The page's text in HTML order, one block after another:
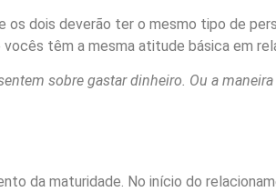
dois deverão ter o mesmo tipo de
têm a mesma atitude básica em
sobre gastar dinheiro. Ou a
da maturidade. No início do